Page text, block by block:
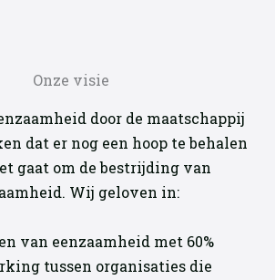
Onze visie
door de maatschappij
dat er nog een hoop te behalen
gaat om de bestrijding van
Wij geloven in:
van eenzaamheid met 60%
tussen organisaties die